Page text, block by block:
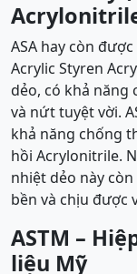
ASA hay còn
Acrylic Styren
dẻo, có khả năng
và nứt tuyệt vời.
khả năng chống
hồi Acrylonitrile.
nhiệt dẻo này
bền và chịu được
ASTM –
liệu Mỹ